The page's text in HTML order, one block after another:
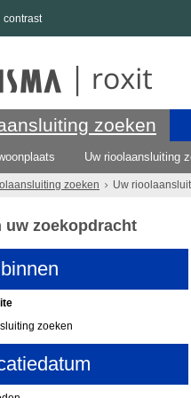
contrast
zoeken
Uw rioolaansluiting
zoeken Uw
uw zoekopdracht
zoeken